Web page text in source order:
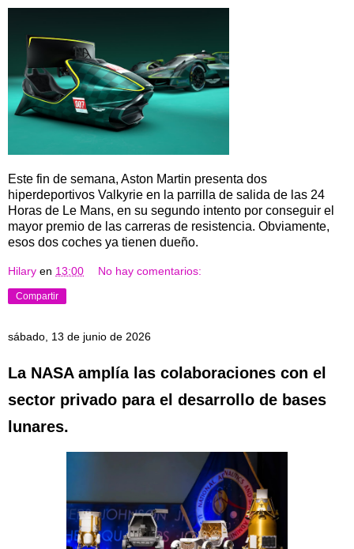
Este fin de semana, Aston Martin presenta dos
hiperdeportivos Valkyrie en la parrilla de salida de las 24
Horas de Le Mans, en su segundo intento por conseguir el
mayor premio de las carreras de resistencia. Obviamente,
esos dos coches ya tienen dueño.
Hilary en 13:00 No hay comentarios:
Compartir
sábado, 13 de junio de 2026
La NASA amplía las colaboraciones con el
sector privado para el desarrollo de bases
lunares.